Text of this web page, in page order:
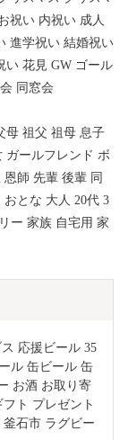
祝い 内祝い 成人
進学祝い 結婚祝い
い 花見 GW ゴール
同窓会
母 祖父 祖母 息子
ガールフレンド ボ
師 先輩 後輩 同
とな 大人 20代 3
ー 家族 自宅用 家
応援ビール 35
ル 缶ビール 缶
お酒 お取り寄
ト プレゼント
石市 ラグビー